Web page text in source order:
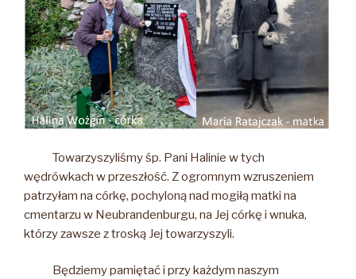
Towarzyszyliśmy śp. Pani Halinie w tych
wędrówkach w przeszłość. Z ogromnym wzruszeniem
patrzyłam na córkę, pochyloną nad mogiłą matki na
cmentarzu w Neubrandenburgu, na Jej córkę i wnuka,
którzy zawsze z troską Jej towarzyszyli.
Będziemy pamiętać i przy każdym naszym